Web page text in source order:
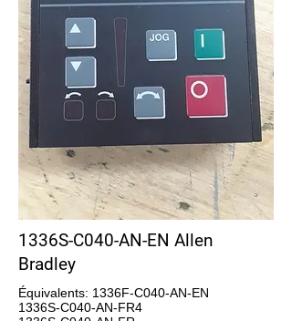
1336S-C040-AN-EN Allen
Bradley
Équivalents: 1336F-C040-AN-EN
1336S-C040-AN-FR4